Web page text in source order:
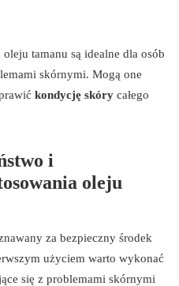
tamanu są idealne dla osób
skórnymi. Mogą one
kondycję skóry całego
i
oleju
za bezpieczny środek
użyciem warto wykonać
się z problemami skórnymi